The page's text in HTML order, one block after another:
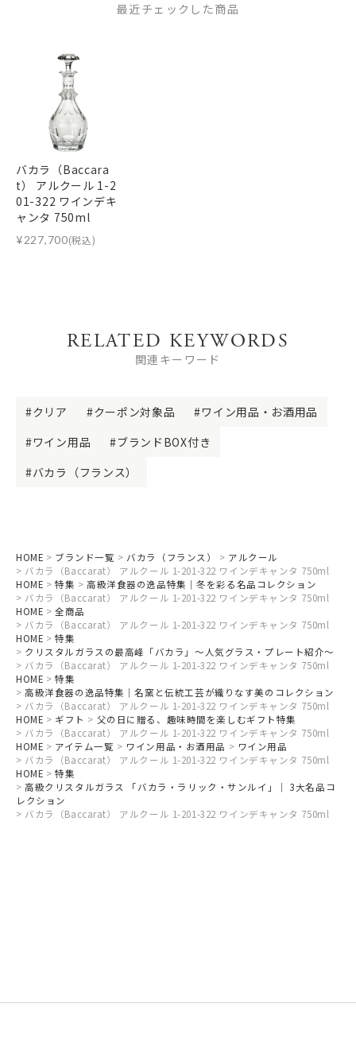
最近チェックした商品
バカラ（Baccara
t） アルクール 1-2
01-322 ワインデキ
ャンタ 750ml
¥227,700(税込)
RELATED KEYWORDS
関連キーワード
クリア クーポン対象品
ワイン用品・お酒用品
ワイン用品
ブランドBOX付き
バカラ（フランス）
HOME ブランド一覧 バカラ（フランス）
アルクール
バカラ（Baccarat） アルクール 1-201-322 ワインデキャンタ 750ml
HOME
特集
高級洋食器の逸品特集｜冬を彩る名品コレクション
バカラ（Baccarat） アルクール 1-201-322 ワインデキャンタ 750ml
HOME
全商品
バカラ（Baccarat） アルクール 1-201-322 ワインデキャンタ 750ml
HOME
特集
クリスタルガラスの最高峰「バカラ」～人気グラス・プレート紹介～
バカラ（Baccarat） アルクール 1-201-322 ワインデキャンタ 750ml
HOME
特集
高級洋食器の逸品特集｜名窯と伝統工芸が織りなす美のコレクション
バカラ（Baccarat） アルクール 1-201-322 ワインデキャンタ 750ml
HOME
ギフト
父の日に贈る、趣味時間を楽しむギフト特集
バカラ（Baccarat） アルクール 1-201-322 ワインデキャンタ 750ml
HOME
アイテム一覧 ワイン用品・お酒用品
ワイン用品
バカラ（Baccarat） アルクール 1-201-322 ワインデキャンタ 750ml
HOME
特集
高級クリスタルガラス 「バカラ・ラリック・サンルイ」｜ 3大名品コ
レクション
バカラ（Baccarat） アルクール 1-201-322 ワインデキャンタ 750ml